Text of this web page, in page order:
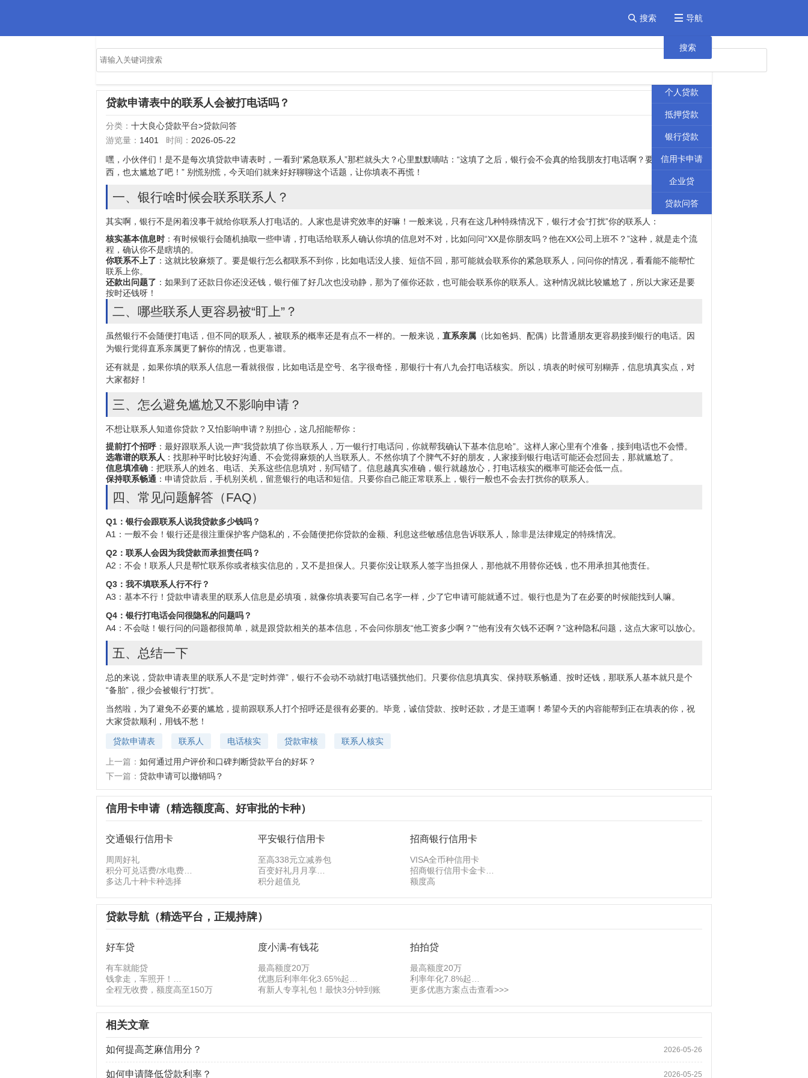
 导航
 搜索
首页
贷款攻略
个人贷款
抵押贷款
银行贷款
信用卡申请
企业贷
贷款问答
搜索
2026年十大良心贷款平台
正规网贷前十名的排行榜
贷款申请表中的联系人会被打电话吗？
分类： 十大良心贷款平台>贷款问答
游览量： 1401 时间： 2026-05-22
嘿，小伙伴们！是不是每次填贷款申请表时，一看到“紧急联系人”那栏就头大？心里默默嘀咕：“这填了之后，银行会不会真的给我朋友打电话啊？要是被问东问
西，也太尴尬了吧！” 别慌别慌，今天咱们就来好好聊聊这个话题，让你填表不再慌！
一、银行啥时候会联系联系人？
其实啊，银行不是闲着没事干就给你联系人打电话的。人家也是讲究效率的好嘛！一般来说，只有在这几种特殊情况下，银行才会“打扰”你的联系人：
核实基本信息时 ：有时候银行会随机抽取一些申请，打电话给联系人确认你填的信息对不对，比如问问“XX是你朋友吗？他在XX公司上班不？”这种，就是走个流
程，确认你不是瞎填的。
你联系不上了 ：这就比较麻烦了。要是银行怎么都联系不到你，比如电话没人接、短信不回，那可能就会联系你的紧急联系人，问问你的情况，看看能不能帮忙
联系上你。
还款出问题了 ：如果到了还款日你还没还钱，银行催了好几次也没动静，那为了催你还款，也可能会联系你的联系人。这种情况就比较尴尬了，所以大家还是要
按时还钱呀！
二、哪些联系人更容易被“盯上”？
虽然银行不会随便打电话，但不同的联系人，被联系的概率还是有点不一样的。一般来说， 直系亲属 （比如爸妈、配偶）比普通朋友更容易接到银行的电话。因
为银行觉得直系亲属更了解你的情况，也更靠谱。
还有就是，如果你填的联系人信息一看就很假，比如电话是空号、名字很奇怪，那银行十有八九会打电话核实。所以，填表的时候可别糊弄，信息填真实点，对
大家都好！
三、怎么避免尴尬又不影响申请？
不想让联系人知道你贷款 ？又怕影响申请？别担心，这几招能帮你：
提前打个招呼 ：最好跟联系人说一声“我贷款填了你当联系人，万一银行打电话问，你就帮我确认下基本信息哈”。这样人家心里有个准备，接到电话也不会懵。
选靠谱的联系人 ：找那种平时比较好沟通、不会觉得麻烦的人当联系人。不然你填了个脾气不好的朋友，人家接到银行电话可能还会怼回去，那就尴尬了。
信息填准确 ：把联系人的姓名、电话、关系这些信息填对，别写错了。信息越真实准确，银行就越放心，打电话核实的概率可能还会低一点。
保持联系畅通 ：申请贷款后，手机别关机，留意银行的电话和短信。只要你自己能正常联系上，银行一般也不会去打扰你的联系人。
四、常见问题解答（FAQ）
Q1：银行会跟联系人说我贷款多少钱吗？
A1：一般不会！银行还是很注重保护客户隐私的，不会随便把你贷款的金额、利息这些敏感信息告诉联系人，除非是法律规定的特殊情况。
Q2：联系人会因为我贷款而承担责任吗？
A2：不会！联系人只是帮忙联系你或者核实信息的，又不是担保人。只要你没让联系人签字当担保人，那他就不用替你还钱，也不用承担其他责任。
Q3：我不填联系人行不行？
A3：基本不行！贷款申请表里的联系人信息是必填项，就像你填表要写自己名字一样，少了它申请可能就通不过。银行也是为了在必要的时候能找到人嘛。
Q4：银行打电话会问很隐私的问题吗？
A4：不会哒！银行问的问题都很简单，就是跟贷款相关的基本信息，不会问你朋友“他工资多少啊？”“他有没有欠钱不还啊？”这种隐私问题，这点大家可以放心。
五、总结一下
总的来说，贷款申请表里的联系人不是“定时炸弹”，银行不会动不动就打电话骚扰他们。只要你信息填真实、保持联系畅通、按时还钱，那联系人基本就只是个
“备胎”，很少会被银行“打扰”。
当然啦，为了避免不必要的尴尬，提前跟联系人打个招呼还是很有必要的。毕竟，诚信贷款、按时还款，才是王道啊！希望今天的内容能帮到正在填表的你，祝
大家贷款顺利，用钱不愁！
贷款申请表 联系人 电话核实 贷款审核 联系人核实
上一篇： 如何通过用户评价和口碑判断贷款平台的好坏？
下一篇： 贷款申请可以撤销吗？
信用卡申请（精选额度高、好审批的卡种）
交通银行信用卡
周周好礼
积分可兑话费/水电费
多达几十种卡种选择
平安银行信用卡
至高338元立减券包
百变好礼月月享
积分超值兑
招商银行信用卡
VISA全币种信用卡
招商银行信用卡金卡
额度高
贷款导航（精选平台，正规持牌）
好车贷
有车就能贷
钱拿走，车照开！
全程无收费，额度高至150万
度小满-有钱花
最高额度20万
优惠后利率年化3.65%起
有新人专享礼包！最快3分钟到账
拍拍贷
最高额度20万
利率年化7.8%起
更多优惠方案点击查看>>>
相关文章
2026-05-26
如何提高芝麻信用分？
2026-05-25
如何申请降低贷款利率？